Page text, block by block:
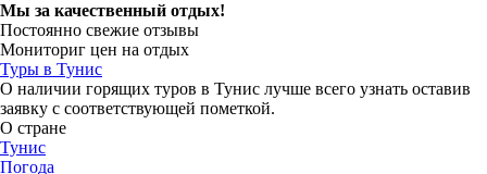
Мы за качественный отдых!
Постоянно свежие отзывы
Мониториг цен на отдых
Туры в Тунис
О наличии горящих туров в Тунис лучше всего узнать оставив
заявку с соответствующей пометкой.
О стране
Тунис
Погода